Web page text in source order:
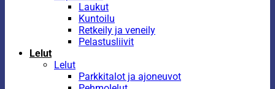
Laukut
Kuntoilu
Retkeily ja veneily
Pelastusliivit
Lelut
Lelut
Parkkitalot ja ajoneuvot